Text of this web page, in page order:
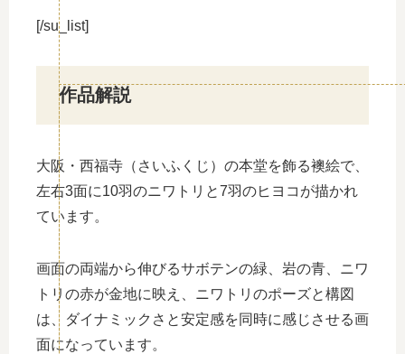
[/su_list]
作品解説
大阪・西福寺（さいふくじ）の本堂を飾る襖絵で、
左右3面に10羽のニワトリと7羽のヒヨコが描かれ
ています。
画面の両端から伸びるサボテンの緑、岩の青、ニワ
トリの赤が金地に映え、ニワトリのポーズと構図
は、ダイナミックさと安定感を同時に感じさせる画
面になっています。